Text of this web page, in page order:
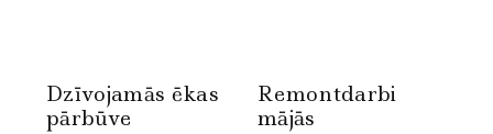
Dzīvojamās ēkas
pārbūve
Remontdarbi
mājās